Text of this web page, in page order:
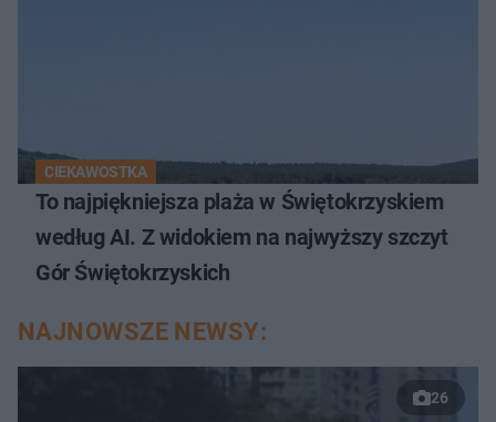
CIEKAWOSTKA
To najpiękniejsza plaża w Świętokrzyskiem
według AI. Z widokiem na najwyższy szczyt
Gór Świętokrzyskich
NAJNOWSZE NEWSY:
26